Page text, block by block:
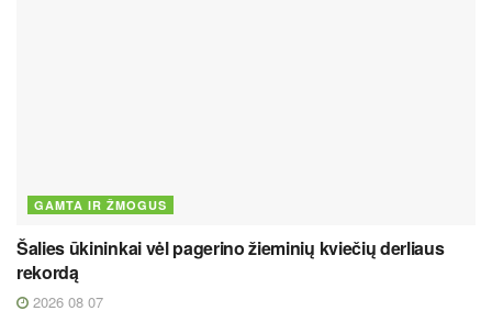
GAMTA IR ŽMOGUS
Šalies ūkininkai vėl pagerino žieminių kviečių derliaus
rekordą
2026 08 07